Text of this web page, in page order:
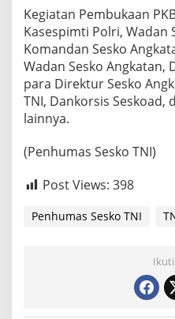
Kegiatan Pembukaan
Kasespimti Polri, Wadan
Komandan Sesko
Wadan Sesko Angkatan,
para Direktur Sesko
TNI, Dankorsis Seskoad,
lainnya.
(Penhumas Sesko TNI)
Post Views: 398
Penhumas Sesko TNI